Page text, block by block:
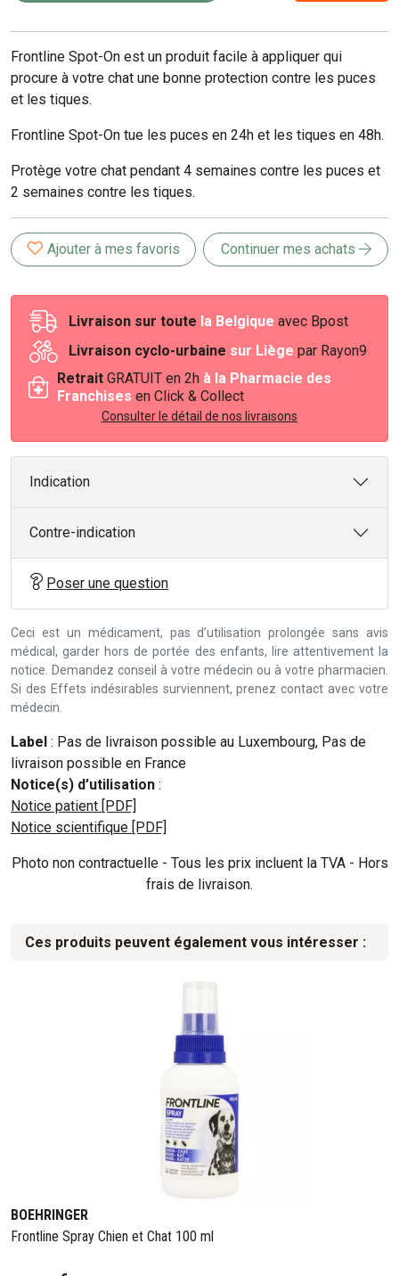
Frontline Spot-On est un produit facile à appliquer qui
procure à votre chat une bonne protection contre les puces
et les tiques.
Frontline Spot-On tue les puces en 24h et les tiques en 48h.
Protège votre chat pendant 4 semaines contre les puces et
2 semaines contre les tiques.
Ajouter à mes favoris Continuer mes achats
Livraison sur toute la Belgique avec Bpost
Livraison cyclo-urbaine sur Liège par Rayon9
Retrait GRATUIT en 2h à la Pharmacie des
Franchises en Click & Collect
Consulter le détail de nos livraisons
Indication
Contre-indication
Poser une question
Ceci est un médicament, pas d’utilisation prolongée sans avis
médical, garder hors de portée des enfants, lire attentivement la
notice. Demandez conseil à votre médecin ou à votre pharmacien.
Si des Effets indésirables surviennent, prenez contact avec votre
médecin.
Label : Pas de livraison possible au Luxembourg, Pas de
livraison possible en France
Notice(s) d’utilisation :
Notice patient [PDF]
Notice scientifique [PDF]
Photo non contractuelle - Tous les prix incluent la TVA - Hors
frais de livraison.
Ces produits peuvent également vous intéresser :
BOEHRINGER
Frontline Spray Chien et Chat 100 ml